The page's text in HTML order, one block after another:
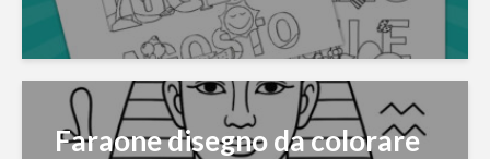
Faraone disegno da colorare